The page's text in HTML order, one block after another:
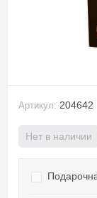
Артикул: 204642
Нет в наличии